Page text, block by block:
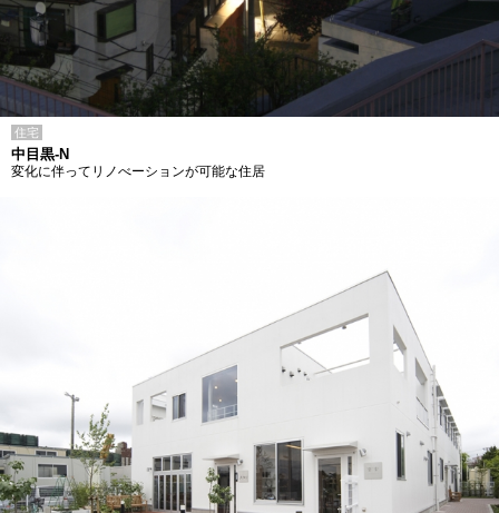
住宅
中目黒-N
変化に伴ってリノべーションが可能な住居